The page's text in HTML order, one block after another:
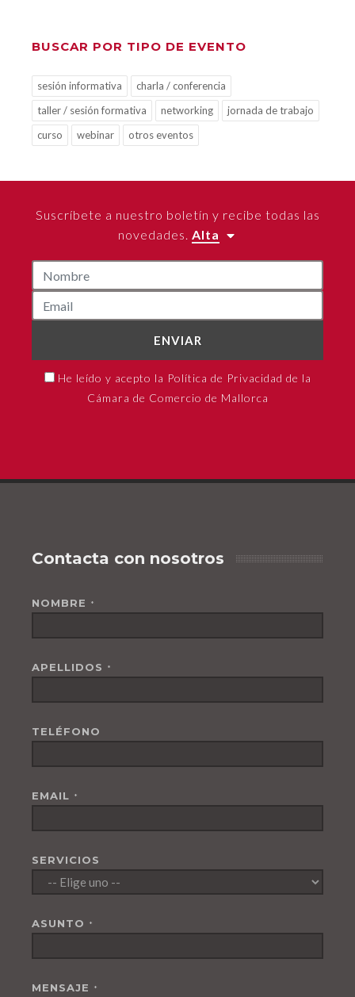
BUSCAR POR TIPO DE EVENTO
sesión informativa
charla / conferencia
taller / sesión formativa
networking
jornada de trabajo
curso
webinar otros eventos
Suscríbete a nuestro boletín y recibe todas las
novedades. Alta
ENVIAR
He leído y acepto la Política de Privacidad de la
Cámara de Comercio de Mallorca
Contacta con nosotros
NOMBRE *
APELLIDOS *
TELÉFONO
EMAIL *
SERVICIOS
ASUNTO *
MENSAJE *